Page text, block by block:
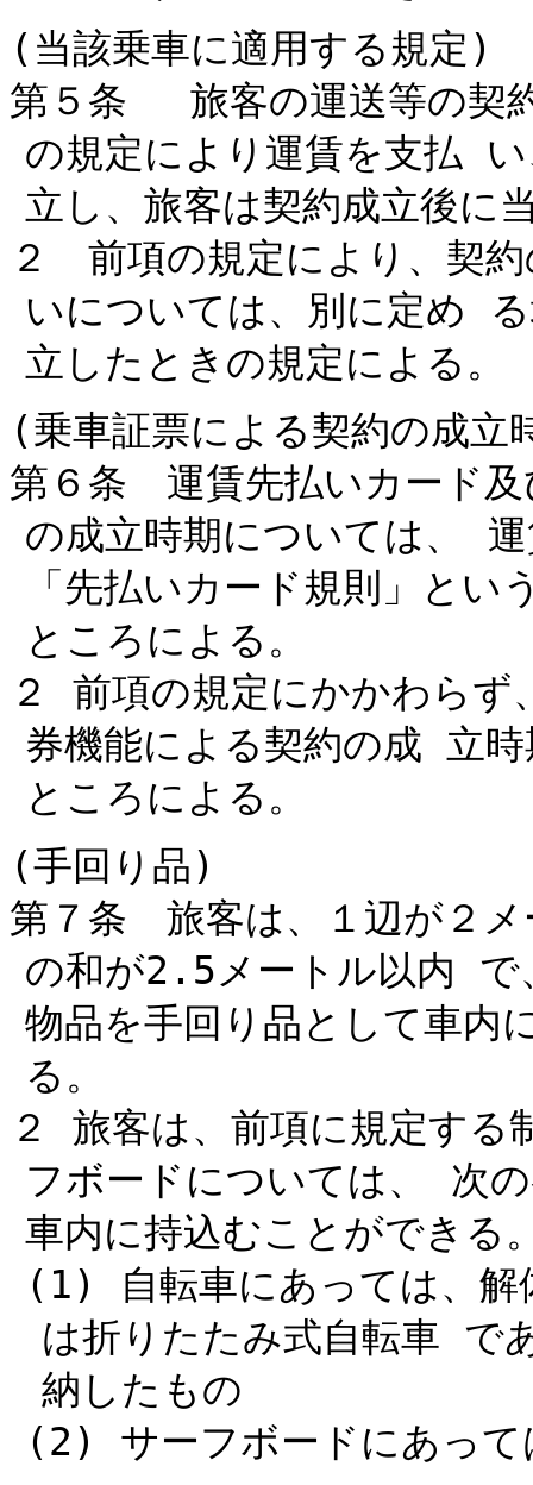
(当該乗車に適用する規定)
第５条 旅客の運送等の契
の規定により運賃を支払
立し、旅客は契約成立後に
２ 前項の規定により、契
いについては、別に定め
立したときの規定による。
(乗車証票による契約の成立
第６条 運賃先払いカード及
の成立時期については、
「先払いカード規則」と
ところによる。
２ 前項の規定にかかわらず
券機能による契約の成 立
ところによる。
(手回り品)
第７条 旅客は、１辺が２メ
の和が2.5メートル以内 で
物品を手回り品として車内
る。
２ 旅客は、前項に規定する
フボードについては、 次
車内に持込むことができる
(1) 自転車にあっては、解
は折りたたみ式自転車 で
納したもの
(2) サーフボードにあって